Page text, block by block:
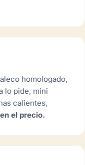
homologado,
lo pide, mini
calientes,
el precio.